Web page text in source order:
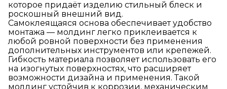
которое придаёт изделию стильный блеск и
роскошный внешний вид.
Самоклеящаяся основа обеспечивает удобство
монтажа — молдинг легко приклеивается к
любой ровной поверхности без применения
дополнительных инструментов или крепежей.
Гибкость материала позволяет использовать его
на изогнутых поверхностях, что расширяет
возможности дизайна и применения. Такой
молдинг устойчив к коррозии, механическим